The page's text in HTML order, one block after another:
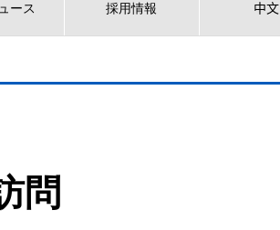
ース 採用情報 中文
問